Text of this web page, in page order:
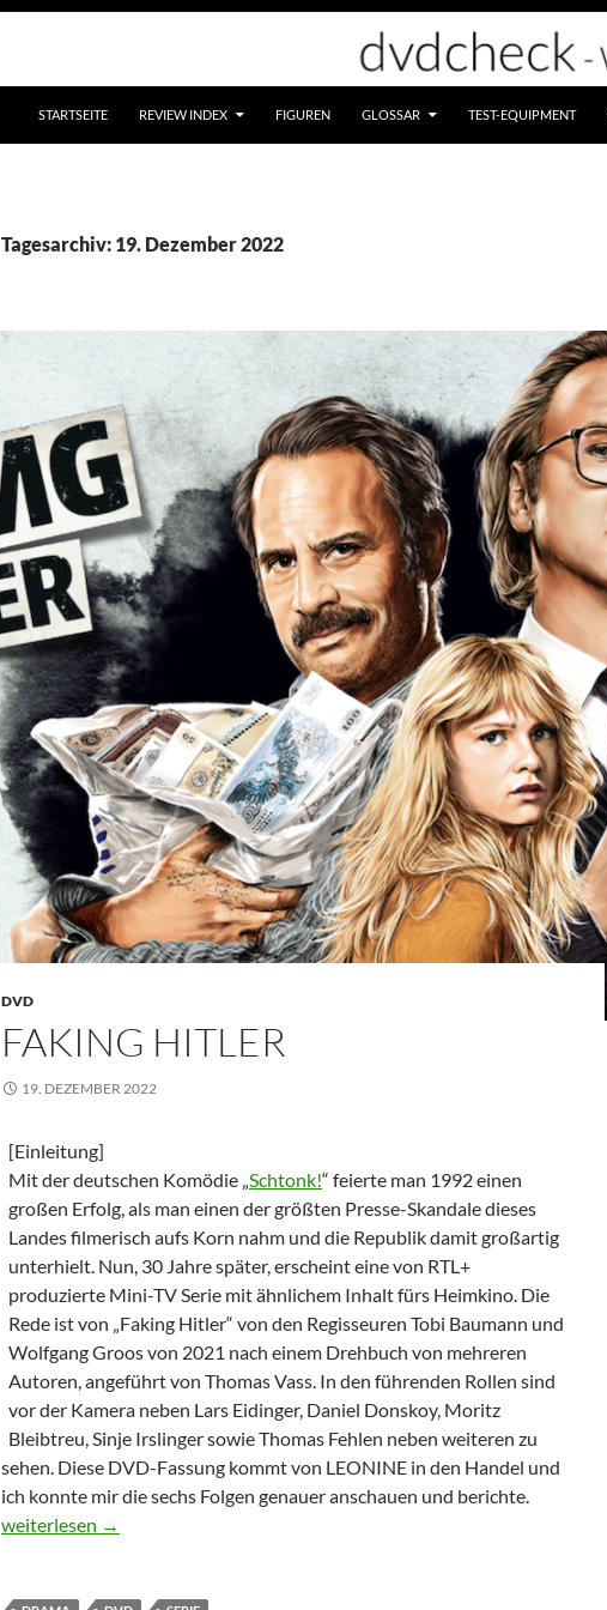
STARTSEITE REVIEW INDEX FIGUREN GLOSSAR TEST-EQUIPMENT
Tagesarchiv: 19. Dezember 2022
DVD
FAKING HITLER
19. DEZEMBER 2022
[Einleitung]
Mit der deutschen Komödie „Schtonk!“ feierte man 1992 einen
großen Erfolg, als man einen der größten Presse-Skandale dieses
Landes filmerisch aufs Korn nahm und die Republik damit großartig
unterhielt. Nun, 30 Jahre später, erscheint eine von RTL+
produzierte Mini-TV Serie mit ähnlichem Inhalt fürs Heimkino. Die
Rede ist von „Faking Hitler“ von den Regisseuren Tobi Baumann und
Wolfgang Groos von 2021 nach einem Drehbuch von mehreren
Autoren, angeführt von Thomas Vass. In den führenden Rollen sind
vor der Kamera neben Lars Eidinger, Daniel Donskoy, Moritz
Bleibtreu, Sinje Irslinger sowie Thomas Fehlen neben weiteren zu
sehen. Diese DVD-Fassung kommt von LEONINE in den Handel und
ich konnte mir die sechs Folgen genauer anschauen und berichte.
Faking Hitler
weiterlesen →